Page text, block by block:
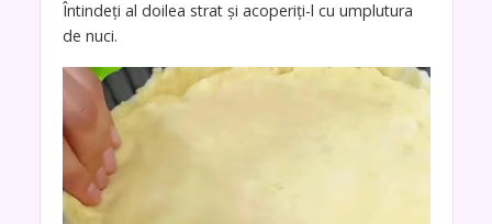
Întindeți al doilea strat și acoperiți-l cu umplutura
de nuci.